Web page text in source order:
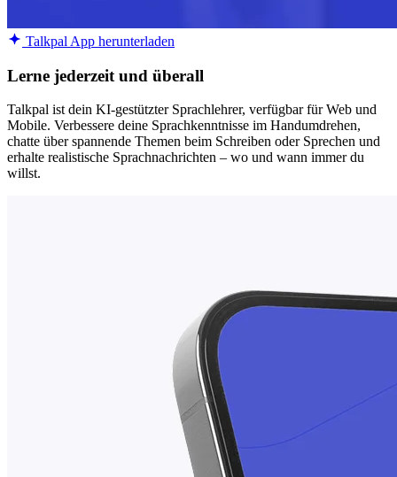
Talkpal App herunterladen
Lerne jederzeit und überall
Talkpal ist dein KI-gestützter Sprachlehrer, verfügbar für Web und
Mobile. Verbessere deine Sprachkenntnisse im Handumdrehen,
chatte über spannende Themen beim Schreiben oder Sprechen und
erhalte realistische Sprachnachrichten – wo und wann immer du
willst.